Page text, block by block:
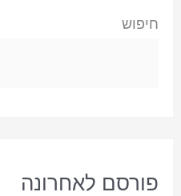
חיפוש
פורסם לאחרונה